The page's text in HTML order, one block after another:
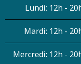
Lundi: 12h -
Mardi: 12h -
Mercredi: 12h -